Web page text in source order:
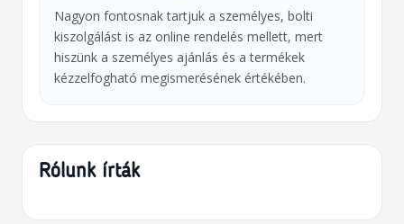
Nagyon fontosnak tartjuk a személyes, bolti
kiszolgálást is az online rendelés mellett, mert
hiszünk a személyes ajánlás és a termékek
kézzelfogható megismerésének értékében.
Rólunk írták